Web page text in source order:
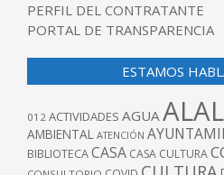
PERFIL DEL CONTRATANTE
PORTAL DE TRANSPARENCIA
ESTAMOS
012 ACTIVIDADES AGUA
AMBIENTAL ATENCIÓN
BIBLIOTECACASA CASA CULTURA